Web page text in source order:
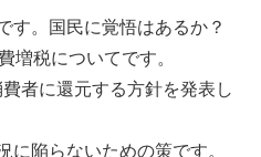
す。国民に覚悟はあるか？
増税についてです。
者に還元する方針を発表し
に陥らないための策です。